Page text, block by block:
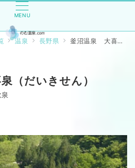
MENU
温泉 長野県 釜沼温泉 大喜泉（だいきせん）
（だいきせん）